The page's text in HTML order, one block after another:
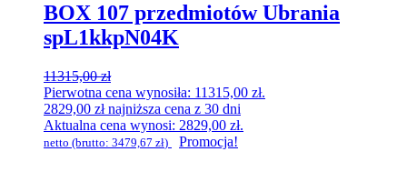
BOX 107 przedmiotów Ubrania
spL1kkpN04K
11315,00zł
Pierwotna cena wynosiła: 11315,00 zł.
2829,00 złnajniższa cena z 30 dni
Aktualna cena wynosi: 2829,00 zł.
netto (brutto: 3479,67 zł) Promocja!